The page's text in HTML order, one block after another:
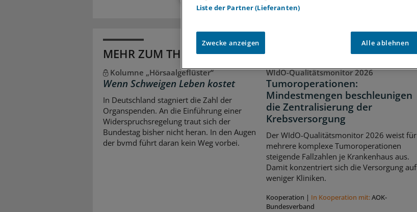
MEHR ZUM THEMA
Kolumne „Hörsaalgeflüster“
Wenn Schweigen Leben kostet
In Deutschland stagniert die Zahl der
Organspenden. An die Einführung einer
Widerspruchsregelung traut sich der
Bundestag bisher nicht heran. In den Augen
der bvmd führt daran kein Weg vorbei.
WIdO-Qualitätsmonitor 2026
Tumoroperationen:
Mindestmengen beschleunigen
die Zentralisierung der
Krebsversorgung
Der WIdO-Qualitätsmonitor 2026 weist für
mehrere komplexe Tumoroperationen
steigende Fallzahlen je Krankenhaus aus.
Damit konzentriert sich die Versorgung auf
weniger Kliniken.
Kooperation | In Kooperation mit:AOK-
Bundesverband
Liste der Partner (Lieferanten)
Zwecke anzeigen Alle ablehnen